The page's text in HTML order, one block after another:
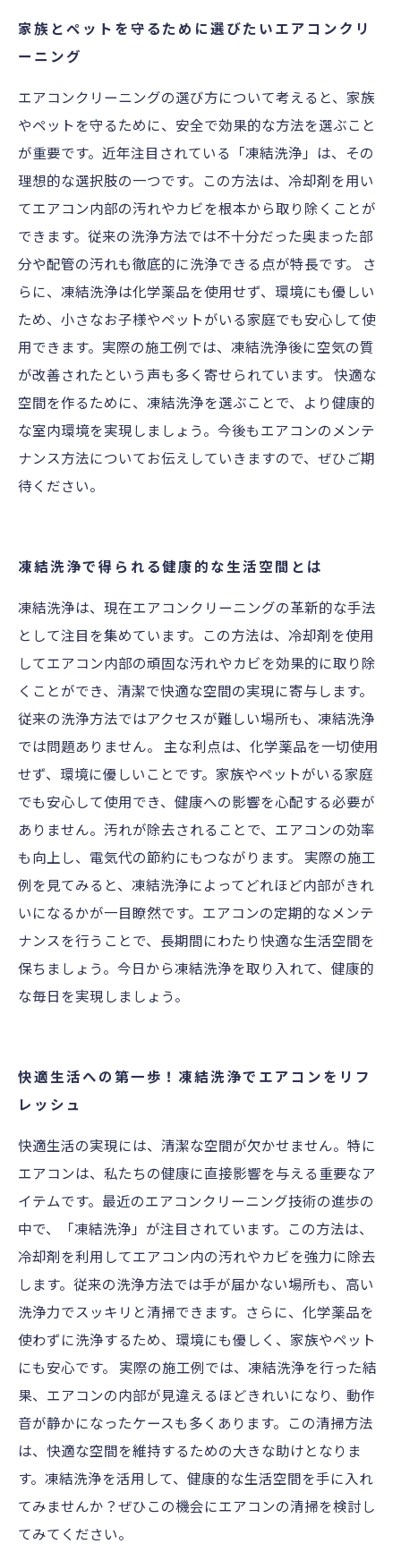
家族とペットを守るために選びたいエアコンクリ
ーニング
エアコンクリーニングの選び方について考えると、家族
やペットを守るために、安全で効果的な方法を選ぶこと
が重要です。近年注目されている「凍結洗浄」は、その
理想的な選択肢の一つです。この方法は、冷却剤を用い
てエアコン内部の汚れやカビを根本から取り除くことが
できます。従来の洗浄方法では不十分だった奥まった部
分や配管の汚れも徹底的に洗浄できる点が特長です。 さ
らに、凍結洗浄は化学薬品を使用せず、環境にも優しい
ため、小さなお子様やペットがいる家庭でも安心して使
用できます。実際の施工例では、凍結洗浄後に空気の質
が改善されたという声も多く寄せられています。 快適な
空間を作るために、凍結洗浄を選ぶことで、より健康的
な室内環境を実現しましょう。今後もエアコンのメンテ
ナンス方法についてお伝えしていきますので、ぜひご期
待ください。
凍結洗浄で得られる健康的な生活空間とは
凍結洗浄は、現在エアコンクリーニングの革新的な手法
として注目を集めています。この方法は、冷却剤を使用
してエアコン内部の頑固な汚れやカビを効果的に取り除
くことができ、清潔で快適な空間の実現に寄与します。
従来の洗浄方法ではアクセスが難しい場所も、凍結洗浄
では問題ありません。 主な利点は、化学薬品を一切使用
せず、環境に優しいことです。家族やペットがいる家庭
でも安心して使用でき、健康への影響を心配する必要が
ありません。汚れが除去されることで、エアコンの効率
も向上し、電気代の節約にもつながります。 実際の施工
例を見てみると、凍結洗浄によってどれほど内部がきれ
いになるかが一目瞭然です。エアコンの定期的なメンテ
ナンスを行うことで、長期間にわたり快適な生活空間を
保ちましょう。今日から凍結洗浄を取り入れて、健康的
な毎日を実現しましょう。
快適生活への第一歩！凍結洗浄でエアコンをリフ
レッシュ
快適生活の実現には、清潔な空間が欠かせません。特に
エアコンは、私たちの健康に直接影響を与える重要なア
イテムです。最近のエアコンクリーニング技術の進歩の
中で、「凍結洗浄」が注目されています。この方法は、
冷却剤を利用してエアコン内の汚れやカビを強力に除去
します。従来の洗浄方法では手が届かない場所も、高い
洗浄力でスッキリと清掃できます。さらに、化学薬品を
使わずに洗浄するため、環境にも優しく、家族やペット
にも安心です。 実際の施工例では、凍結洗浄を行った結
果、エアコンの内部が見違えるほどきれいになり、動作
音が静かになったケースも多くあります。この清掃方法
は、快適な空間を維持するための大きな助けとなりま
す。凍結洗浄を活用して、健康的な生活空間を手に入れ
てみませんか？ぜひこの機会にエアコンの清掃を検討し
てみてください。